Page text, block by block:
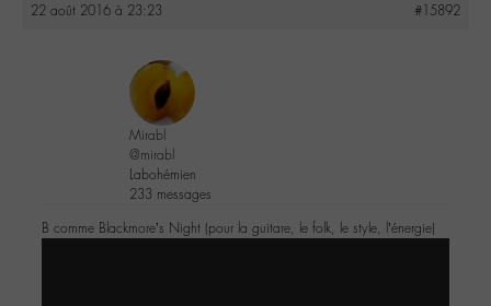
22 août 2016 à 23:23 #15892
Mirabl
@mirabl
Labohémien
233 messages
B comme Blackmore’s Night (pour la guitare, le folk, le style, l’énergie)